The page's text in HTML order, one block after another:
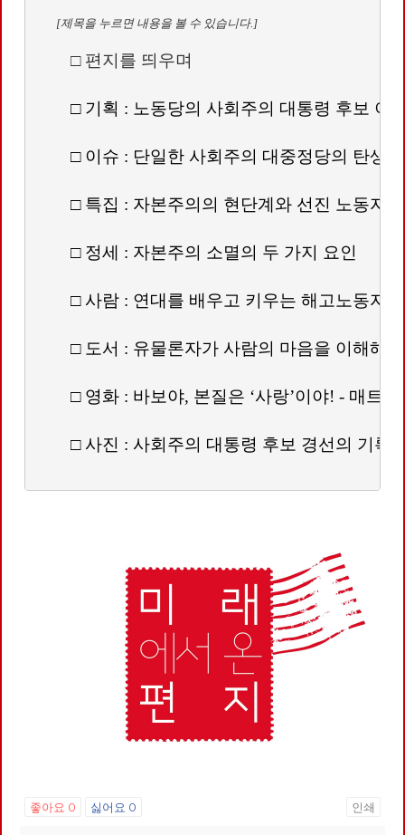
        [제목을 누르면 내용을 볼 수 있습니다.]
        □ 편지를 띄우며
□ 기획 : 노동당의 사회주의 대통령 후보 이
        □ 이슈 : 단일한 사회주의 대중정당의 탄생
□ 특집 : 자본주의의 현단계와 선진 노동자
        □ 정세 : 자본주의 소멸의 두 가지 요인
□ 사람 : 연대를 배우고 키우는 해고노동자,
□ 도서 : 유물론자가 사람의 마음을 이해해
□ 영화 : 바보야, 본질은 ‘사랑’이야! - 매트
        □ 사진 : 사회주의 대통령 후보 경선의 기록
좋아요 0 싫어요 0 인쇄